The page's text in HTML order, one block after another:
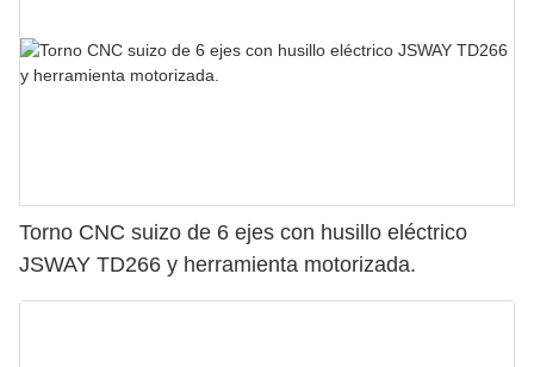
Torno CNC suizo de 6 ejes con husillo eléctrico
JSWAY TD266 y herramienta motorizada.